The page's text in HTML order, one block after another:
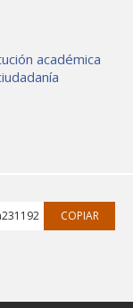
académica
COPIAR